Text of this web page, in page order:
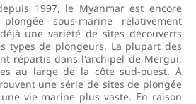
1997, le Myanmar est encore
sous-marine relativement
une variété de sites découverts
types de plongeurs. La plupart des
répartis dans l'archipel de Mergui,
au large de la côte sud-ouest. À
une série de sites de plongée
vie marine plus vaste. En raison